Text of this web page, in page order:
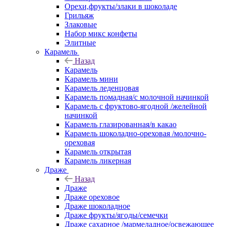
Орехи,фрукты/злаки в шоколаде
Грильяж
Злаковые
Набор микс конфеты
Элитные
Карамель
Назад
Карамель
Карамель мини
Карамель леденцовая
Карамель помадная/с молочной начинкой
Карамель с фруктово-ягодной /желейной
начинкой
Карамель глазированная/в какао
Карамель шоколадно-ореховая /молочно-
ореховая
Карамель открытая
Карамель ликерная
Драже
Назад
Драже
Драже ореховое
Драже шоколадное
Драже фрукты/ягоды/семечки
Драже сахарное /мармеладное/освежающее